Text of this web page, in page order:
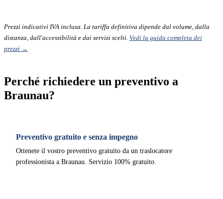
Prezzi indicativi IVA inclusa. La tariffa definitiva dipende dal volume, dalla
distanza, dall'accessibilità e dai servizi scelti. Vedi la guida completa dei
prezzi →
Perché richiedere un preventivo a
Braunau?
Preventivo gratuito e senza impegno
Ottenete il vostro preventivo gratuito da un traslocatore
professionista a Braunau. Servizio 100% gratuito.